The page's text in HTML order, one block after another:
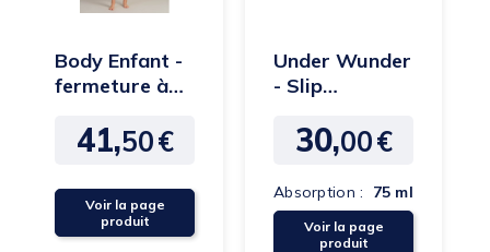
Body Enfant -
fermeture à
l'entrejambe -
Prix
41,50€
Voir la page
produit
Under Wunder
- Slip
Fille
Prix
30,00€
Absorption : 75 ml
Voir la page
produit